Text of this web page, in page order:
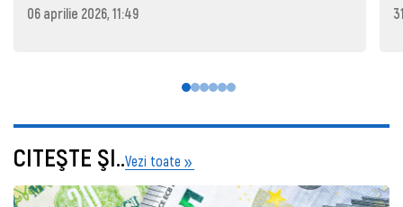
06 aprilie 2026, 11:49
CITEŞTE ŞI..Vezi toate